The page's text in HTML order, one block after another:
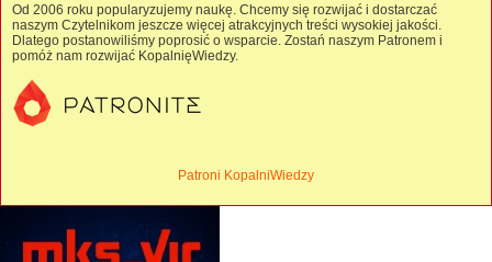
Od 2006 roku popularyzujemy naukę. Chcemy się rozwijać i dostarczać
naszym Czytelnikom jeszcze więcej atrakcyjnych treści wysokiej jakości.
Dlatego postanowiliśmy poprosić o wsparcie. Zostań naszym Patronem i
pomóż nam rozwijać KopalnięWiedzy.
Patroni KopalniWiedzy